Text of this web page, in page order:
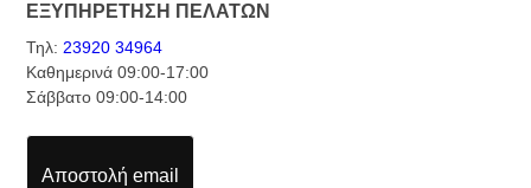
ΕΞΥΠΗΡΕΤΗΣΗ ΠΕΛΑΤΩΝ
Τηλ:23920 34964
Καθημερινά 09:00-17:00
Σάββατο 09:00-14:00
Αποστολή email